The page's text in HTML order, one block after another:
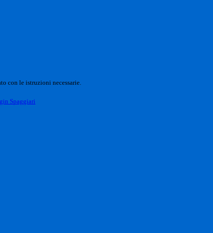
con le istruzioni necessarie.
Spaggiari